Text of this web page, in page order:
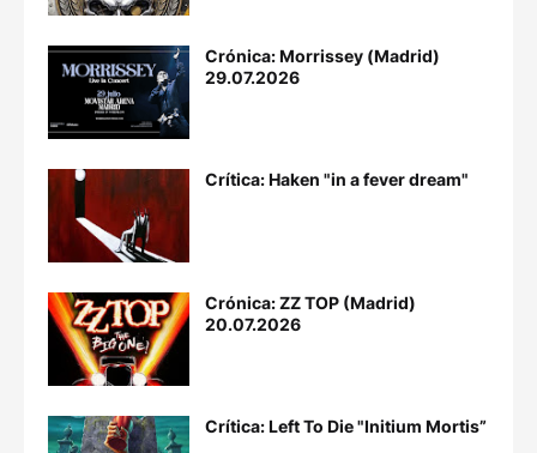
Crónica: Morrissey (Madrid)
29.07.2026
Crítica: Haken "in a fever dream"
Crónica: ZZ TOP (Madrid)
20.07.2026
Crítica: Left To Die "Initium Mortis”